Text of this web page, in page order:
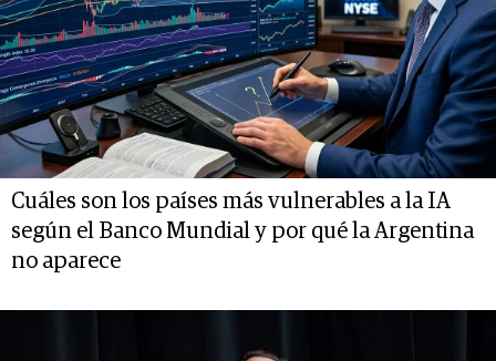
Cuáles son los países más vulnerables a la IA
según el Banco Mundial y por qué la Argentina
no aparece